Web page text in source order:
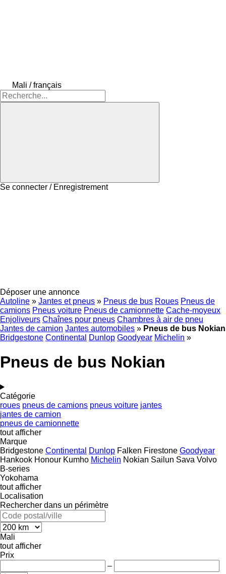
Mali / français
Se connecter / Enregistrement
Déposer une annonce
Autoline » Jantes et pneus » Pneus de bus Roues Pneus de
camions Pneus voiture Pneus de camionnette Cache-moyeux
Enjoliveurs Chaînes pour pneus Chambres à air de pneu
Jantes de camion Jantes automobiles » Pneus de bus Nokian
Bridgestone Continental Dunlop Goodyear Michelin »
Pneus de bus Nokian
Catégorie
roues pneus de camions pneus voiture jantes
jantes de camion
pneus de camionnette
tout afficher
Marque
Bridgestone Continental Dunlop Falken Firestone Goodyear
Hankook Honour Kumho Michelin Nokian Sailun Sava Volvo
B-series
Yokohama
tout afficher
Localisation
Rechercher dans un périmètre
Mali
tout afficher
Prix
–